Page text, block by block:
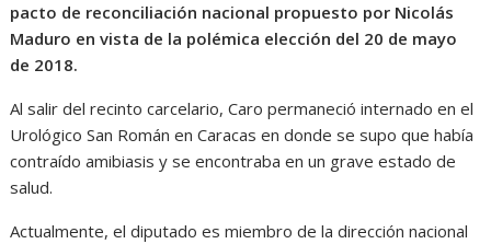
pacto de reconciliación nacional propuesto por Nicolás
Maduro en vista de la polémica elección del 20 de mayo
de 2018.
Al salir del recinto carcelario, Caro permaneció internado en el
Urológico San Román en Caracas en donde se supo que había
contraído amibiasis y se encontraba en un grave estado de
salud.
Actualmente, el diputado es miembro de la dirección nacional